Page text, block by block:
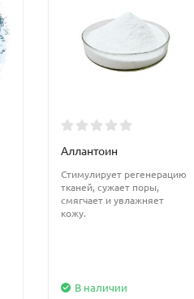
Аллантоин
Стимулирует регенерацию
тканей, сужает поры,
смягчает и увлажняет
кожу.
В наличии